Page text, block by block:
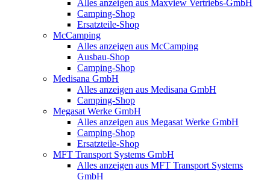
Alles anzeigen aus Maxview Vertriebs-GmbH
Camping-Shop
Ersatzteile-Shop
McCamping
Alles anzeigen aus McCamping
Ausbau-Shop
Camping-Shop
Medisana GmbH
Alles anzeigen aus Medisana GmbH
Camping-Shop
Megasat Werke GmbH
Alles anzeigen aus Megasat Werke GmbH
Camping-Shop
Ersatzteile-Shop
MFT Transport Systems GmbH
Alles anzeigen aus MFT Transport Systems
GmbH